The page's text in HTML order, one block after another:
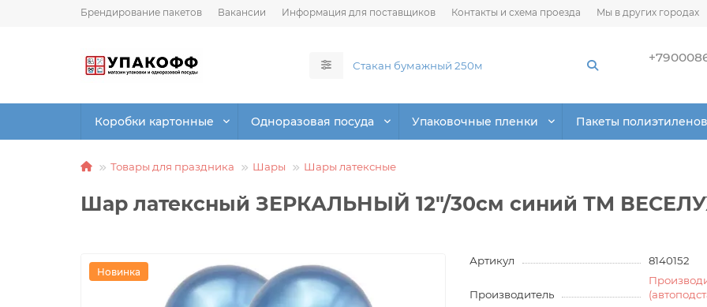
Брендирование пакетов Вакансии Информация для поставщиков Контакты и схема проезда Мы в других городах
Коробки картонные Одноразовая посуда Упаковочные пленки Пакеты
Товары для праздника Шары Шары латексные
Шар латексный ЗЕРКАЛЬНЫЙ 12"/30см синий ТМ
Новинка
Артикул 8140152
Производитель